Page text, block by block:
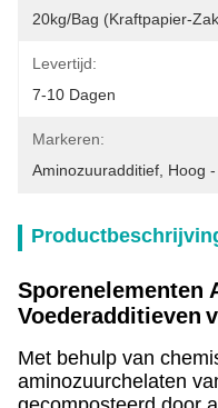
20kg/bag (kraftpapier-
Levertijd:
7-10 Dagen
Markeren:
Aminozuuradditief Hoog
Sporenelementen
Voederadditieven
Met behulp van
aminozuurchelaten